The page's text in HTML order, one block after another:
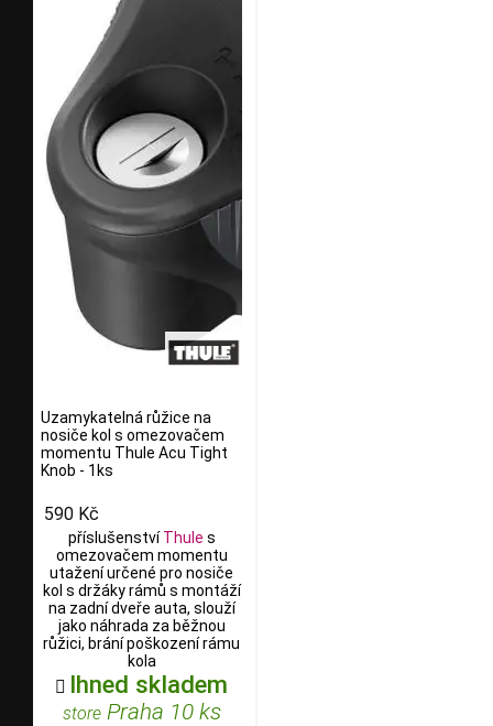
Uzamykatelná růžice na
nosiče kol s omezovačem
momentu Thule Acu Tight
Knob - 1ks
590 Kč
příslušenstvíThule s
omezovačem momentu
utažení určené pro nosiče
kol s držáky rámů s montáží
na zadní dveře auta, slouží
jako náhrada za běžnou
růžici, brání poškození rámu
kola
 Ihned skladem
storePraha 10 ks